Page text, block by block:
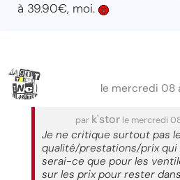
à 39.90€, moi.
le mercredi 08
par k'stor le mercredi
Je ne critique surtout pas
qualité/prestations/prix qui
serai-ce que pour les
sur les prix pour rester